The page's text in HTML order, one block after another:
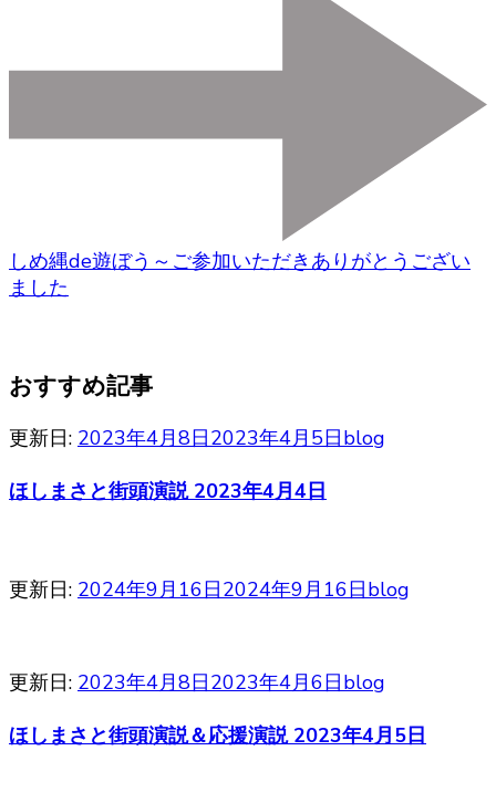
しめ縄de遊ぼう～ご参加いただきありがとうござい
ました
おすすめ記事
更新日: 2023年4月8日2023年4月5日blog
ほしまさと街頭演説 2023年4月4日
更新日: 2024年9月16日2024年9月16日blog
更新日: 2023年4月8日2023年4月6日blog
ほしまさと街頭演説＆応援演説 2023年4月5日